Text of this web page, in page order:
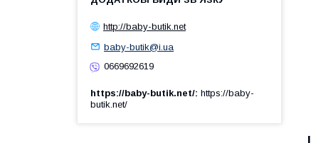
http://baby-butik.net
baby-butik@i.ua
0669692619
https://baby-butik.net/ https://baby-
butik.net/